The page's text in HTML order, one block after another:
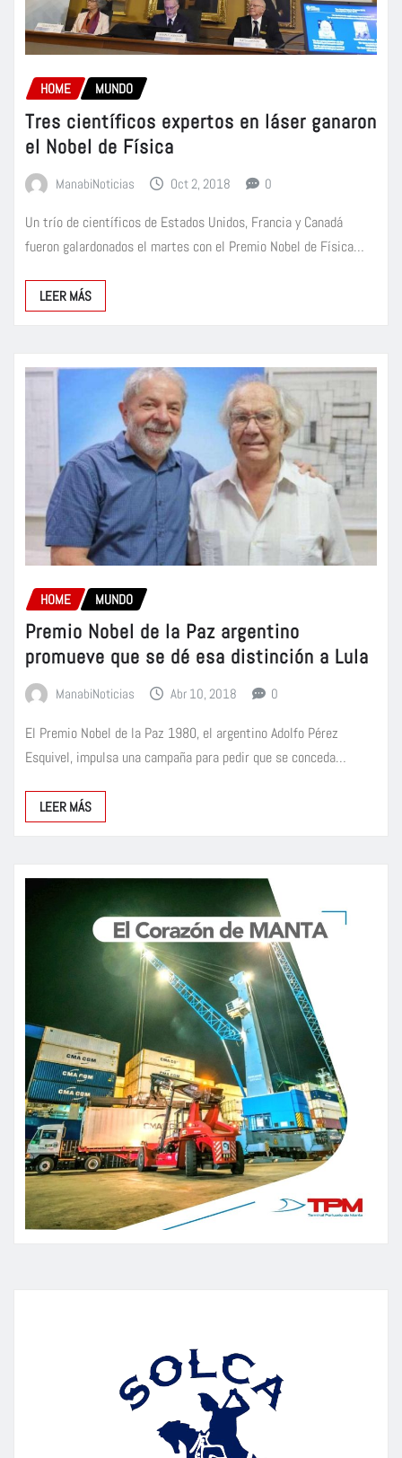
HOME MUNDO
Tres científicos expertos en láser ganaron
el Nobel de Física
ManabiNoticias Oct 2, 2018 0
Un trío de científicos de Estados Unidos, Francia y Canadá
fueron galardonados el martes con el Premio Nobel de Física…
LEER MÁS
HOME MUNDO
Premio Nobel de la Paz argentino
promueve que se dé esa distinción a Lula
ManabiNoticias Abr 10, 2018 0
El Premio Nobel de la Paz 1980, el argentino Adolfo Pérez
Esquivel, impulsa una campaña para pedir que se conceda…
LEER MÁS